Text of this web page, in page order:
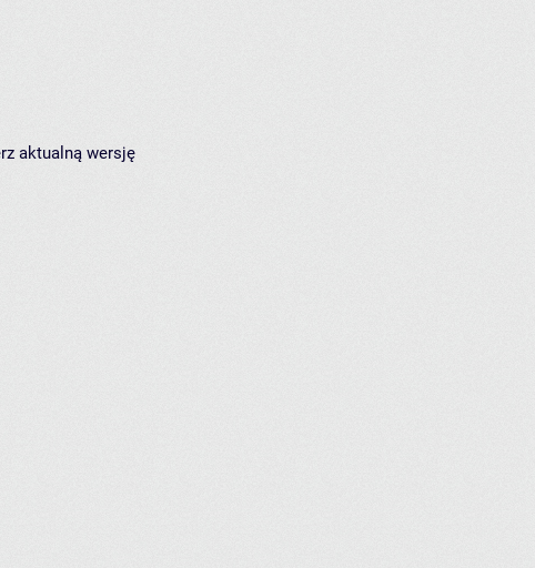
aktualną wersję